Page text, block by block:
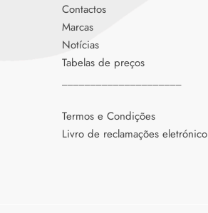
Contactos
Marcas
Notícias
Tabelas de preços
Termos e Condições
Livro de reclamações eletrónico